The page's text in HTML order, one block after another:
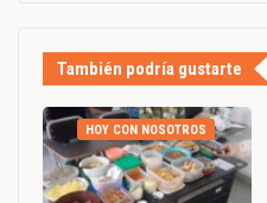
También podría gustarte
HOY CON NOSOTROS